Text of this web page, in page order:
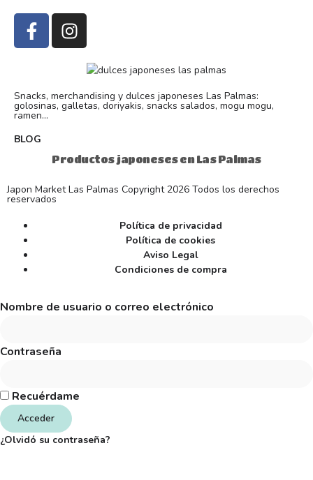
Snacks, merchandising y dulces japoneses Las Palmas:
golosinas, galletas, doriyakis, snacks salados, mogu mogu,
ramen...
BLOG
Productos japoneses en Las Palmas
Japon Market Las Palmas Copyright 2026 Todos los derechos
reservados
Política de privacidad
Política de cookies
Aviso Legal
Condiciones de compra
Nombre de usuario o correo electrónico
Contraseña
Recuérdame
Acceder
¿Olvidó su contraseña?